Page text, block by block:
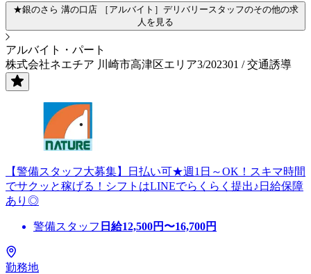
★銀のさら 溝の口店 ［アルバイト］デリバリースタッフのその他の求
人を見る
アルバイト・パート
株式会社ネエチア 川崎市高津区エリア3/202301 / 交通誘導
【警備スタッフ大募集】日払い可★週1日～OK！スキマ時間
でサクッと稼げる！シフトはLINEでらくらく提出♪日給保障
あり◎
警備スタッフ 日給12,500円〜16,700円
勤務地